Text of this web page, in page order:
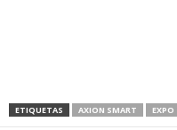
ETIQUETAS AXION SMART EXPO